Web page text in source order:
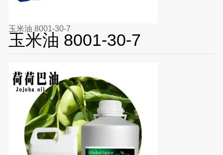
玉米油 8001-30-7
玉米油 8001-30-7